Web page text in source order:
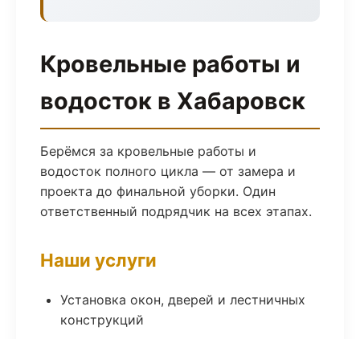
Кровельные работы и
водосток в Хабаровск
Берёмся за кровельные работы и
водосток полного цикла — от замера и
проекта до финальной уборки. Один
ответственный подрядчик на всех этапах.
Наши услуги
Установка окон, дверей и лестничных
конструкций